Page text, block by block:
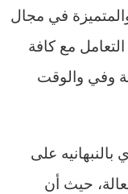
في مجال
مع كافة
وفي والوقت
على
حيث أن